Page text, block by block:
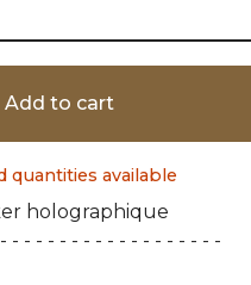
Add to cart
quantities available
holographique
- - - - - - - - - - - - - - - - - -